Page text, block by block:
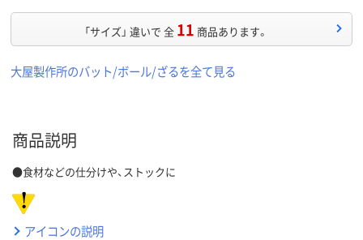
「サイズ」 違いで 全 11 商品あります。
大屋製作所のバット/ボール/ざるを全て見る
商品説明
●食材などの仕分けや、ストックに
アイコンの説明